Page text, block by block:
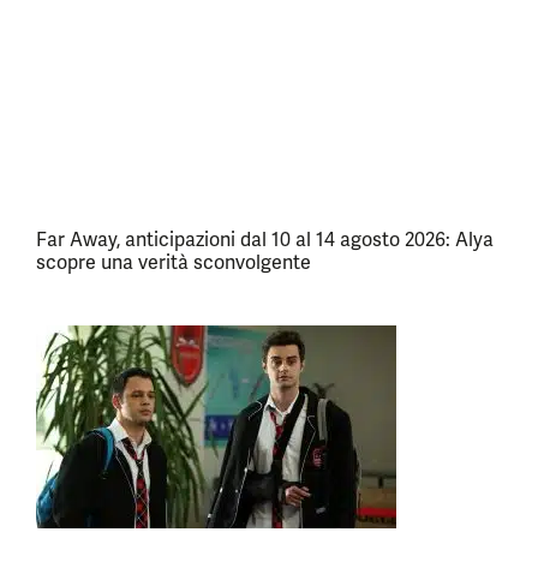
Far Away, anticipazioni dal 10 al 14 agosto 2026: Alya
scopre una verità sconvolgente